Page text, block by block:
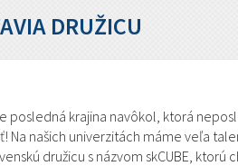
DRUŽICU
posledná krajina navôkol, ktorá
Na našich univerzitách máme veľa
družicu s názvom skCUBE,